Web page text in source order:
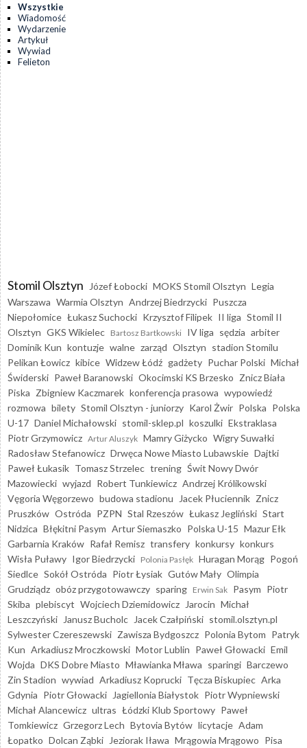
Wszystkie
Wiadomość
Wydarzenie
Artykuł
Wywiad
Felieton
Stomil Olsztyn Józef Łobocki MOKS Stomil Olsztyn Legia
Warszawa Warmia Olsztyn Andrzej Biedrzycki Puszcza
Niepołomice Łukasz Suchocki Krzysztof Filipek II liga Stomil II
Olsztyn GKS Wikielec Bartosz Bartkowski IV liga sędzia arbiter
Dominik Kun kontuzje walne zarząd Olsztyn stadion Stomilu
Pelikan Łowicz kibice Widzew Łódź gadżety Puchar Polski Michał
Świderski Paweł Baranowski Okocimski KS Brzesko Znicz Biała
Piska Zbigniew Kaczmarek konferencja prasowa wypowiedź
rozmowa bilety Stomil Olsztyn - juniorzy Karol Żwir Polska Polska
U-17 Daniel Michałowski stomil-sklep.pl koszulki Ekstraklasa
Piotr Grzymowicz Artur Aluszyk Mamry Giżycko Wigry Suwałki
Radosław Stefanowicz Drwęca Nowe Miasto Lubawskie Dajtki
Paweł Łukasik Tomasz Strzelec trening Świt Nowy Dwór
Mazowiecki wyjazd Robert Tunkiewicz Andrzej Królikowski
Vęgoria Węgorzewo budowa stadionu Jacek Płuciennik Znicz
Pruszków Ostróda PZPN Stal Rzeszów Łukasz Jegliński Start
Nidzica Błękitni Pasym Artur Siemaszko Polska U-15 Mazur Ełk
Garbarnia Kraków Rafał Remisz transfery konkursy konkurs
Wisła Puławy Igor Biedrzycki Polonia Pasłęk Huragan Morąg Pogoń
Siedlce Sokół Ostróda Piotr Łysiak Gutów Mały Olimpia
Grudziądz obóz przygotowawczy sparing Erwin Sak Pasym Piotr
Skiba plebiscyt Wojciech Dziemidowicz Jarocin Michał
Leszczyński
Janusz Bucholc Jacek Czałpiński stomil.olsztyn.pl
Sylwester Czereszewski Zawisza Bydgoszcz Polonia Bytom Patryk
Kun Arkadiusz Mroczkowski Motor Lublin Paweł Głowacki Emil
Wojda DKS Dobre Miasto Mławianka Mława sparingi Barczewo
Zin Stadion wywiad Arkadiusz Koprucki Tęcza Biskupiec Arka
Gdynia Piotr Głowacki Jagiellonia Białystok Piotr Wypniewski
Michał Alancewicz ultras Łódzki Klub Sportowy Paweł
Tomkiewicz Grzegorz Lech Bytovia Bytów licytacje Adam
Łopatko Dolcan Ząbki Jeziorak Iława Mrągowia Mrągowo Pisa